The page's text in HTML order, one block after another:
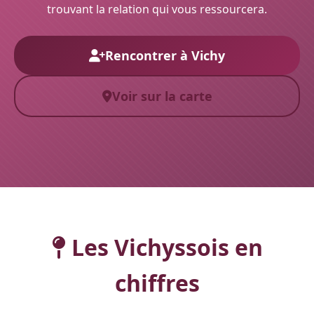
trouvant la relation qui vous ressourcera.
Rencontrer à Vichy
Voir sur la carte
Les Vichyssois en
chiffres